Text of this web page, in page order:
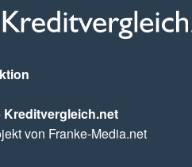
Kreditvergleich.net
von Franke-Media.net